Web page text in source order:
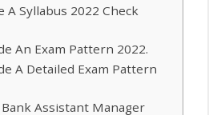
A Syllabus 2022 Check
An Exam Pattern 2022.
A Detailed Exam Pattern
Assistant Manager